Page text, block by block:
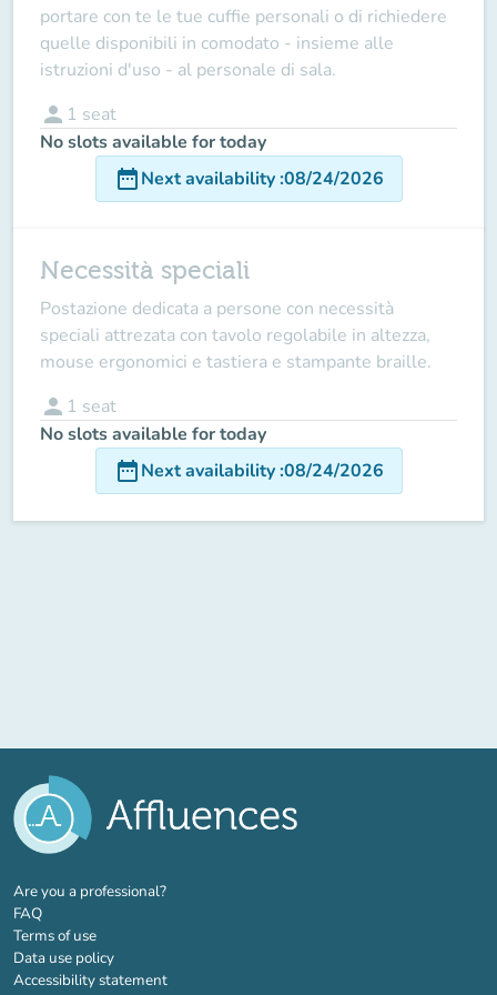
portare con te le tue cuffie personali o di richiedere
quelle disponibili in comodato - insieme alle
istruzioni d'uso - al personale di sala.
person 1 seat
No slots available for today
date_rangeNext availability:08/24/2026
Necessità speciali
Postazione dedicata a persone con necessità
speciali attrezata con tavolo regolabile in altezza,
mouse ergonomici e tastiera e stampante braille.
person 1 seat
No slots available for today
date_rangeNext availability:08/24/2026
Are you a professional?(new tab)
FAQ
Terms of use
Data use policy
Accessibility statement